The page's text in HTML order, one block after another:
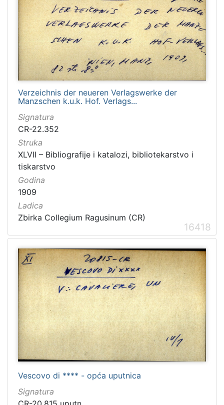
Verzeichnis der neueren Verlagswerke der
Manzschen k.u.k. Hof. Verlags...
Signatura
CR-22.352
Struka
XLVII – Bibliografije i katalozi, bibliotekarstvo i
tiskarstvo
Godina
1909
Ladica
Zbirka Collegium Ragusinum (CR)
16418
Vescovo di **** - opća uputnica
Signatura